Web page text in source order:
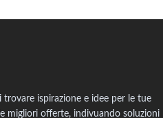
trovare ispirazione e idee per le tue
migliori offerte, indivuando soluzioni